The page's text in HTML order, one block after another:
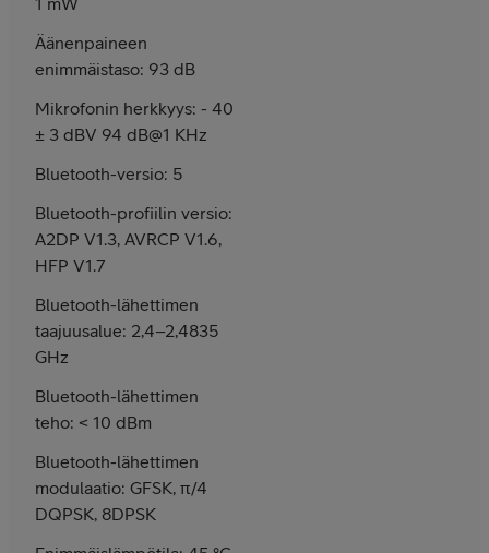
Äänenpaineen
enimmäistaso: 93 dB
Mikrofonin herkkyys: - 40
± 3 dBV 94 dB@1 KHz
Bluetooth-versio: 5
Bluetooth-profiilin versio:
A2DP V1.3, AVRCP V1.6,
HFP V1.7
Bluetooth-lähettimen
taajuusalue: 2,4–2,4835
GHz
Bluetooth-lähettimen
teho: < 10 dBm
Bluetooth-lähettimen
modulaatio: GFSK, π/4
DQPSK, 8DPSK